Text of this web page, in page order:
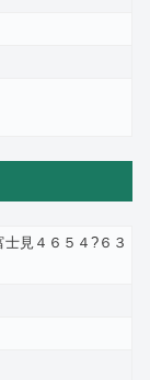
見４６５４?６３